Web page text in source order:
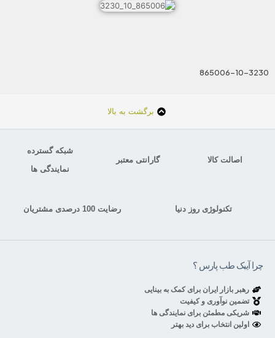
865006-10-3230
برگشت به بالا
اصالت کالا گارانتی معتبر
شبکه گسترده
نمایندگی ها
تکنولوژی روز دنیا رضایت 100 درصدی مشتریان
چرا آیبک طب پارس ؟
رهبر بازار ایران برای کمک به بینایی
تضمین نوآوری و کیفیت
شریکی مطمئن برای نمایندگی ها
اولین انتخاب برای دید بهتر